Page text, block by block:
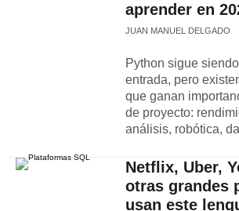
aprender en
JUAN MANUEL DELGADO
Python sigue
entrada, pero
que ganan
de proyecto:
análisis, robótica,
Netflix, Uber,
otras grandes
usan este